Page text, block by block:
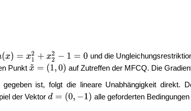
und die
Punkt
auf Zutreffen der MFCQ. Die
gegeben ist, folgt die lineare Unabhängigkeit direkt.
der Vektor
alle geforderten